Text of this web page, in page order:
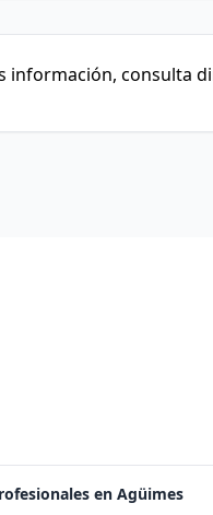
información, consulta
en Agüimes